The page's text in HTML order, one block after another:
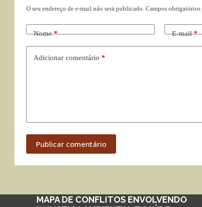
O seu endereço de e-mail não será publicado. Campos obrigatórios
Nome* E-mail*
Adicionar comentário *
Publicar comentário
MAPA DE CONFLITOS ENVOLVENDO